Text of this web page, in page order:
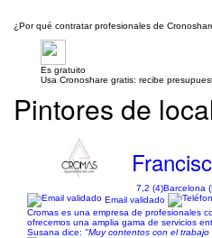
¿Por qué contratar profesionales de
Es gratuito
Usa Cronoshare gratis: recibe
Pintores de
7,2 (4)Barcelona
Email validado
Cromas es una empresa de profesionales
ofrecemos una amplia gama de servicios
Susana dice: "Muy contentos con el